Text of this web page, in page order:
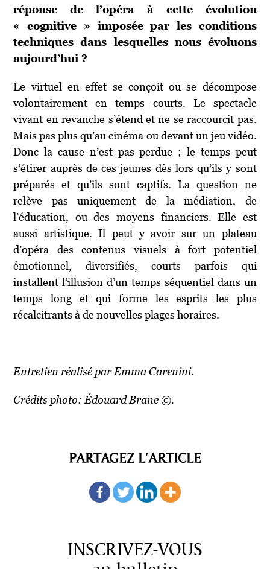
réponse de l’opéra à cette évolution
« cognitive » imposée par les conditions
techniques dans lesquelles nous évoluons
aujourd’hui ?
Le virtuel en effet se conçoit ou se décompose
volontairement en temps courts. Le spectacle
vivant en revanche s’étend et ne se raccourcit pas.
Mais pas plus qu’au cinéma ou devant un jeu vidéo.
Donc la cause n’est pas perdue ; le temps peut
s’étirer auprès de ces jeunes dès lors qu’ils y sont
préparés et qu’ils sont captifs. La question ne
relève pas uniquement de la médiation, de
l’éducation, ou des moyens financiers. Elle est
aussi artistique. Il peut y avoir sur un plateau
d’opéra des contenus visuels à fort potentiel
émotionnel, diversifiés, courts parfois qui
installent l’illusion d’un temps séquentiel dans un
temps long et qui forme les esprits les plus
récalcitrants à de nouvelles plages horaires.
Entretien réalisé par Emma Carenini.
Crédits photo: Édouard Brane ©.
PARTAGEZ L'ARTICLE
INSCRIVEZ-VOUS